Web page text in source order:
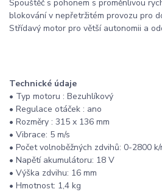
Spouštěč s pohonem s proměnlivou
blokování v nepřetržitém provozu pro
Střídavý motor pro větší autonomii a
Technické údaje
• Typ motoru : Bezuhlíkový
• Regulace otáček : ano
• Rozměry : 315 x 136 mm
• Vibrace: 5 m/s
• Počet volnoběžných zdvihů: 0-2800 k/
• Napětí akumulátoru: 18 V
• Výška zdvihu: 16 mm
• Hmotnost: 1,4 kg